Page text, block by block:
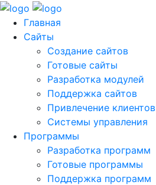
Главная
Сайты
Создание сайтов
Готовые сайты
Разработка модулей
Поддержка сайтов
Привлечение клиентов
Системы управления
Программы
Разработка программ
Готовые программы
Поддержка программ